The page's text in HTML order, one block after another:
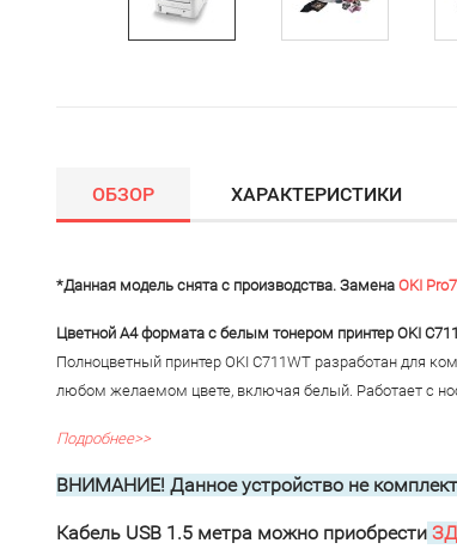
ОБЗОР ХАРАКТЕРИСТИКИ
*Данная модель снята с производства. Замена OKI
Цветной А4 формата с белым тонером принтер OKI
Полноцветный принтер OKI C711WT разработан для
любом желаемом цвете, включая белый. Работает с
Подробнее>>
ВНИМАНИЕ! Данное устройство не
Кабель USB 1.5 метра можно приобрести